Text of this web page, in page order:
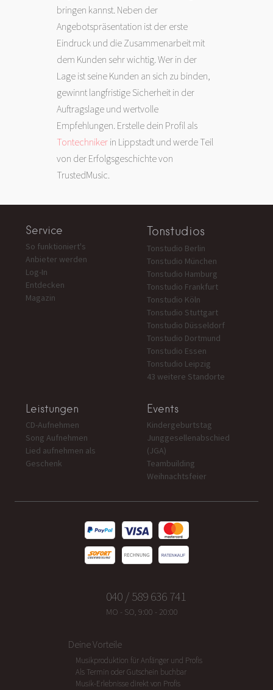
bringen kannst. Neben der
Angebotspräsentation ist der erste
Eindruck und die Zusammenarbeit mit
dem Kunden sehr wichtig. Wer in der
Lage ist seine Kunden an sich zu binden,
gewinnt langfristige Sicherheit in der
Auftragslage und wertvolle
Empfehlungen. Erstelle dein Profil als
Tontechniker in Lippstadt und werde Teil
von der Erfolgsgeschichte von
TrustedMusic.
Service
So funktioniert's
Anbieter werden
Log-In
Entdecken
Magazin
Tonstudios
Tonstudio Berlin
Tonstudio München
Tonstudio Hamburg
Tonstudio Frankfurt
Tonstudio Köln
Tonstudio Stuttgart
Tonstudio Düsseldorf
Tonstudio Dortmund
Tonstudio Essen
Tonstudio Leipzig
43 weitere Standorte
Leistungen
CD-Aufnehmen
Song Aufnehmen
Lied aufnehmen als
Geschenk
Events
Kindergeburtstag
Junggesellenabschied
(JGA)
Teambuilding
Weihnachtsfeier
040 / 589 636 741
MO - SO, 9:00 - 20:00
Deine Vorteile
Musikproduktion für Anfänger und Profis
Als Termin oder Gutschein buchbar
Musik-Erlebnisse direkt von Profis